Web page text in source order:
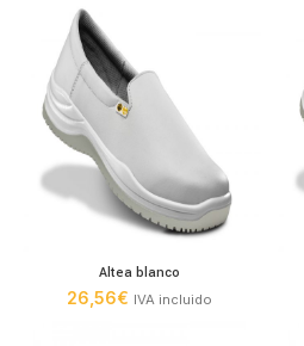
Altea blanco
26,56€ IVA incluido